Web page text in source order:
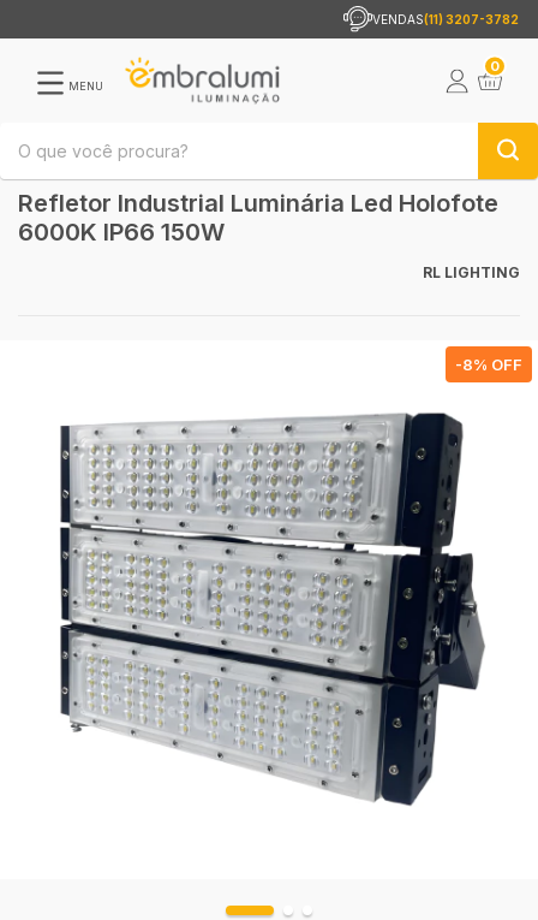
VENDAS(11) 3207-3782
MENU
0
Refletor Industrial Luminária Led Holofote
6000K IP66 150W
RL LIGHTING
-8% OFF